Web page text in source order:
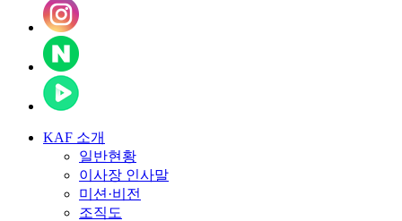
KAF 소개
일반현황
이사장 인사말
미션·비전
조직도